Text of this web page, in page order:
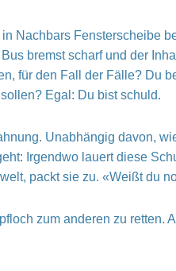
Nachbars Fensterscheibe
bremst scharf und der
für den Fall der Fälle? Du
Egal: Du bist schuld.
Unabhängig davon,
Irgendwo lauert diese
packt sie zu. «Weißt du
zum anderen zu retten.